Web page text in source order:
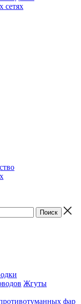
сетях
Жгуты